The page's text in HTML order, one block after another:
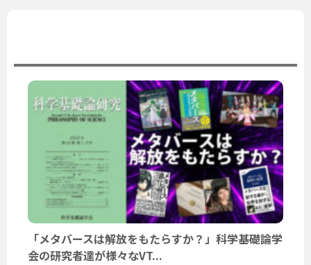
「メタバースは解放をもたらすか？」科学基礎論学
会の研究者達が様々なVT...